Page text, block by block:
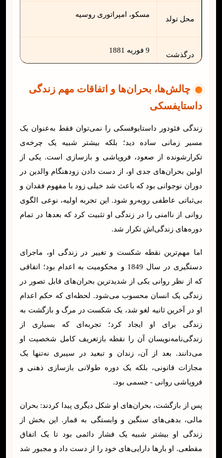
محل تولد
مسکو، امپراتوری روسیه
درگذشت
9 فوریه 1881
محل دفن
سن‌پترزبورگ، روسیه
ملیت
حرفه
نویسنده، رمان‌نویس
دوره ادبی
چالش‌ها، بحران‌ها و اتفاقات مهم زندگی
داستایفسکی
زندگی فئودور داستایوفسکی را نمی‌توان فقط به‌عنوان یک
مسیر زمانی ساده دید؛ بلکه بیشتر شبیه یک چرخه‌ی
تکرارشونده از صعود، فروپاشی و بازسازی است. یکی از
اولین بحران‌های جدی او، از دست دادن زودهنگام والدین در
دوران نوجوانی بود که باعث شد خیلی زود با مفهوم فقدان و
بی‌ثباتی عاطفی روبه‌رو شود. این تجربه اولیه، نوعی الگوی
روانی از ناامنی را در زندگی او تثبیت کرد که بعدها در تمام
دوره‌های زندگی‌اش تکرار شد.
اما مهم‌ترین نقطه شکست و تغییر در زندگی او، ماجرای
دستگیری در سال 1849 و محکومیت به اعدام بود؛ اتفاقی
که از نظر روانی یکی از شدیدترین بحران‌های قابل تصور در
زندگی یک انسان محسوب می‌شود. لحظه‌ای که حکم اعدام
او در آخرین ثانیه لغو شد، یک شکست در مرگ و بازگشت به
زندگی برای او ایجاد کرد؛ تجربه‌ای که بسیاری از
زندگی‌نامه‌نویسان آن را نقطه بازتعریف کامل شخصیت او
می‌دانند. بعد از آن، زندان و تبعید در سیبری نه‌تنها یک
مجازات قانونی، بلکه یک دوره طولانی بازسازی ذهنی و
فروپاشی روانی - جسمی بود.
پس از بازگشت، بحران‌های او شکل دیگری پیدا کردند: بحران
مالی، بدهی‌های سنگین و وابستگی به قمار. این بخش از
زندگی او بیشتر شبیه یک فشار دائمی بود تا یک اتفاق
مقطعی. او بارها دارایی‌های خود را از دست داد و مجبور شد